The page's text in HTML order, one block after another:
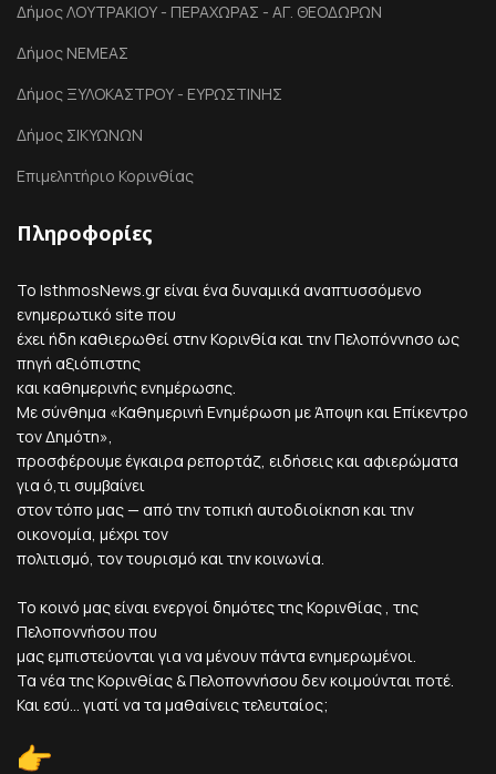
Δήμος ΛΟΥΤΡΑΚΙΟΥ - ΠΕΡΑΧΩΡΑΣ - ΑΓ. ΘΕΟΔΩΡΩΝ
Δήμος ΝΕΜΕΑΣ
Δήμος ΞΥΛΟΚΑΣΤΡΟΥ - ΕΥΡΩΣΤΙΝΗΣ
Δήμος ΣΙΚΥΩΝΩΝ
Επιμελητήριο Κορινθίας
Πληροφορίες
Το IsthmosNews.gr είναι ένα δυναμικά αναπτυσσόμενο
ενημερωτικό site που
έχει ήδη καθιερωθεί στην Κορινθία και την Πελοπόννησο ως
πηγή αξιόπιστης
και καθημερινής ενημέρωσης.
Με σύνθημα «Καθημερινή Ενημέρωση με Άποψη και Επίκεντρο
τον Δημότη»,
προσφέρουμε έγκαιρα ρεπορτάζ, ειδήσεις και αφιερώματα
για ό,τι συμβαίνει
στον τόπο μας — από την τοπική αυτοδιοίκηση και την
οικονομία, μέχρι τον
πολιτισμό, τον τουρισμό και την κοινωνία.
Το κοινό μας είναι ενεργοί δημότες της Κορινθίας , της
Πελοποννήσου που
μας εμπιστεύονται για να μένουν πάντα ενημερωμένοι.
Τα νέα της Κορινθίας & Πελοποννήσου δεν κοιμούνται ποτέ.
Και εσύ... γιατί να τα μαθαίνεις τελευταίος;